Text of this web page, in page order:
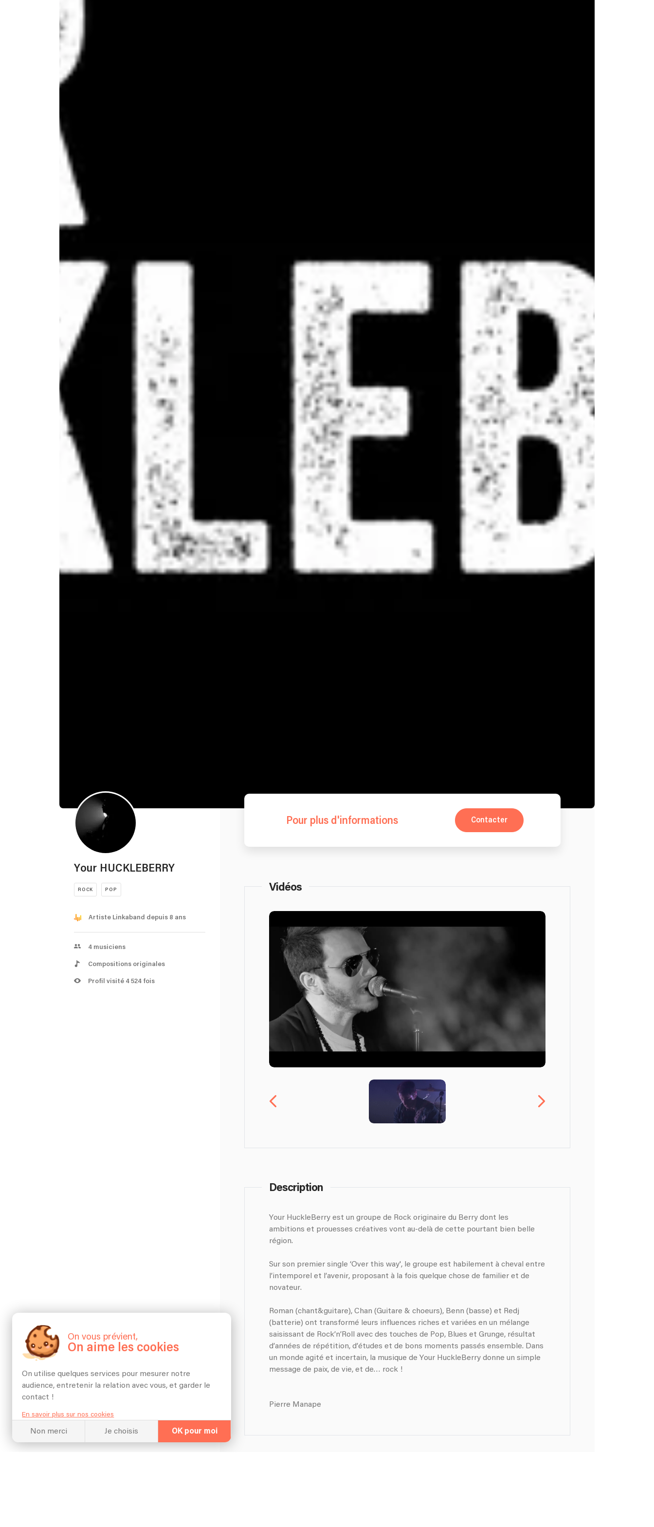
Your HUCKLEBERRY
ROCK POP
Artiste Linkaband depuis 8 ans
4 musiciens
Compositions originales
Profil visité 4 524 fois
Pour plus d'informations Contacter
Vidéos
Description
Your HuckleBerry est un groupe de Rock originaire du Berry dont les
ambitions et prouesses créatives vont au-delà de cette pourtant bien belle
région.
Sur son premier single ‘Over this way', le groupe est habilement à cheval entre
l’intemporel et l’avenir, proposant à la fois quelque chose de familier et de
novateur.
Roman (chant&guitare), Chan (Guitare & choeurs), Benn (basse) et Redj
(batterie) ont transformé leurs influences riches et variées en un mélange
saisissant de Rock’n’Roll avec des touches de Pop, Blues et Grunge, résultat
d’années de répétition, d’études et de bons moments passés ensemble. Dans
un monde agité et incertain, la musique de Your HuckleBerry donne un simple
message de paix, de vie, et de… rock !
Pierre Manape
On vous prévient,
On aime les cookies
On utilise quelques services pour mesurer notre
audience, entretenir la relation avec vous, et garder le
contact !
En savoir plus sur nos cookies
Non merci Je choisis OK pour moi